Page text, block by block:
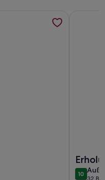
mit Panoramablick auf
1010 von